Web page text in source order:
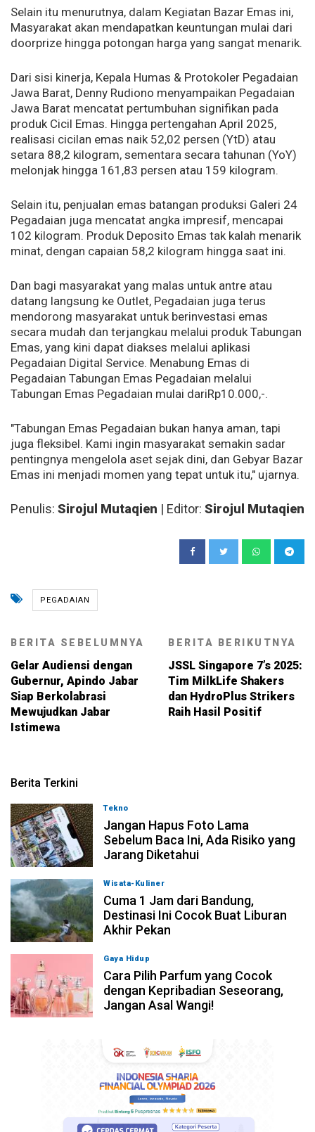
Selain itu menurutnya, dalam Kegiatan Bazar Emas ini,
Masyarakat akan mendapatkan keuntungan mulai dari
doorprize hingga potongan harga yang sangat menarik.
Dari sisi kinerja, Kepala Humas & Protokoler Pegadaian
Jawa Barat, Denny Rudiono menyampaikan Pegadaian
Jawa Barat mencatat pertumbuhan signifikan pada
produk Cicil Emas. Hingga pertengahan April 2025,
realisasi cicilan emas naik 52,02 persen (YtD) atau
setara 88,2 kilogram, sementara secara tahunan (YoY)
melonjak hingga 161,83 persen atau 159 kilogram.
Selain itu, penjualan emas batangan produksi Galeri 24
Pegadaian juga mencatat angka impresif, mencapai
102 kilogram. Produk Deposito Emas tak kalah menarik
minat, dengan capaian 58,2 kilogram hingga saat ini.
Dan bagi masyarakat yang malas untuk antre atau
datang langsung ke Outlet, Pegadaian juga terus
mendorong masyarakat untuk berinvestasi emas
secara mudah dan terjangkau melalui produk Tabungan
Emas, yang kini dapat diakses melalui aplikasi
Pegadaian Digital Service. Menabung Emas di
Pegadaian Tabungan Emas Pegadaian melalui
Tabungan Emas Pegadaian mulai dariRp10.000,-.
"Tabungan Emas Pegadaian bukan hanya aman, tapi
juga fleksibel. Kami ingin masyarakat semakin sadar
pentingnya mengelola aset sejak dini, dan Gebyar Bazar
Emas ini menjadi momen yang tepat untuk itu," ujarnya.
Penulis: Sirojul Mutaqien | Editor: Sirojul Mutaqien
PEGADAIAN
BERITA SEBELUMNYA
Gelar Audiensi dengan
Gubernur, Apindo Jabar
Siap Berkolabrasi
Mewujudkan Jabar
Istimewa
BERITA BERIKUTNYA
JSSL Singapore 7’s 2025:
Tim MilkLife Shakers
dan HydroPlus Strikers
Raih Hasil Positif
Berita Terkini
Tekno
Jangan Hapus Foto Lama
Sebelum Baca Ini, Ada Risiko yang
Jarang Diketahui
Wisata-Kuliner
Cuma 1 Jam dari Bandung,
Destinasi Ini Cocok Buat Liburan
Akhir Pekan
Gaya Hidup
Cara Pilih Parfum yang Cocok
dengan Kepribadian Seseorang,
Jangan Asal Wangi!